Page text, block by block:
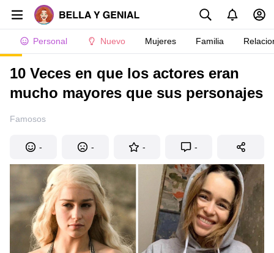
Personal Nuevo Mujeres Familia
10 Veces en que los actores eran
mucho mayores que sus personajes
Famosos
- - - -